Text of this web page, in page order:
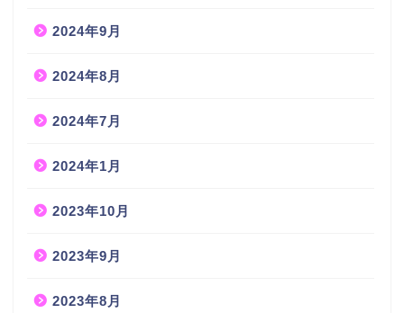
2024年9月
2024年8月
2024年7月
2024年1月
2023年10月
2023年9月
2023年8月